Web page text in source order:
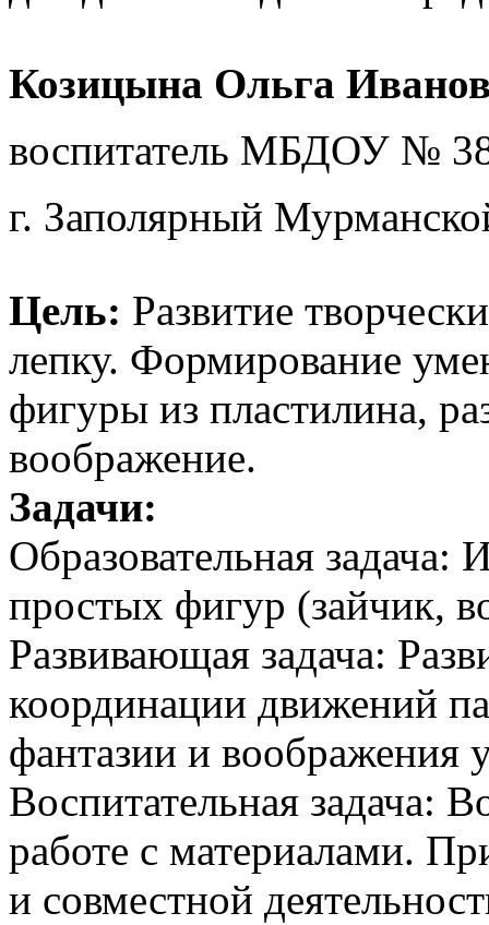
Козицына Ольга
воспитатель МБДОУ №
г. Заполярный
Цель: Развитие
лепку. Формирование
фигуры из пластилина,
воображение.
Задачи:
Образовательная задача:
простых фигур (зайчик,
Развивающая задача:
координации движений
фантазии и воображения
Воспитательная задача:
работе с материалами.
и совместной